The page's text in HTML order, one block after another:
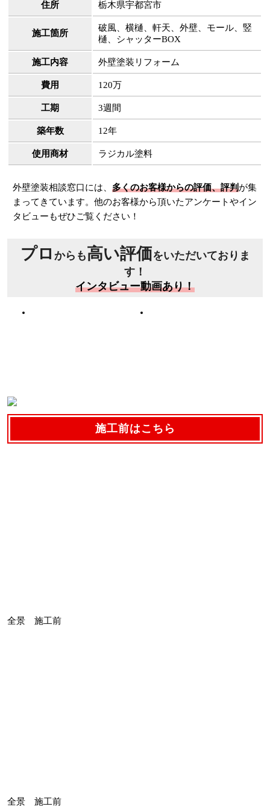
住所 栃木県宇都宮市
施工箇所
破風、横樋、軒天、外壁、モール、竪
樋、シャッターBOX
施工内容 外壁塗装リフォーム
費用 120万
工期 3週間
築年数 12年
使用商材 ラジカル塗料
外壁塗装相談窓口には、 多くのお客様からの評価、評判が集
まってきています。他のお客様から頂いたアンケートやイン
タビューもぜひご覧ください！
プロ からも高い評価をいただいておりま
す！
インタビュー動画あり！
施工前はこちら
全景 施工前
全景 施工前